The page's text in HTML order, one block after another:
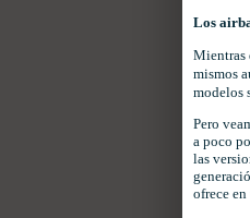
Los
Mientras
mismos
modelos
Pero
a poco
las
ofrece